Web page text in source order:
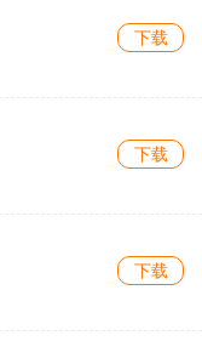
下载
下载
下载